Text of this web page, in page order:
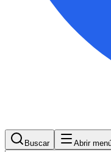
Buscar Abrir